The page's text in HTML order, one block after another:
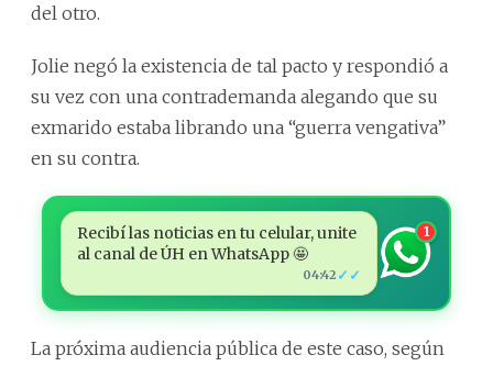
del otro.
Jolie negó la existencia de tal pacto y respondió a
su vez con una contrademanda alegando que su
exmarido estaba librando una “guerra vengativa”
en su contra.
Recibí las noticias en tu celular, unite
al canal de ÚH en WhatsApp 🤩
04:42 ✓✓
1
La próxima audiencia pública de este caso, según